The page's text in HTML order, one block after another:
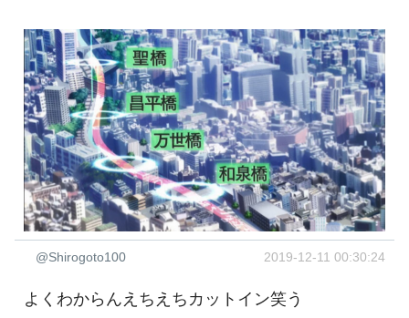
@Shirogoto100 2019-12-11 00:30:24
よくわからんえちえちカットイン笑う